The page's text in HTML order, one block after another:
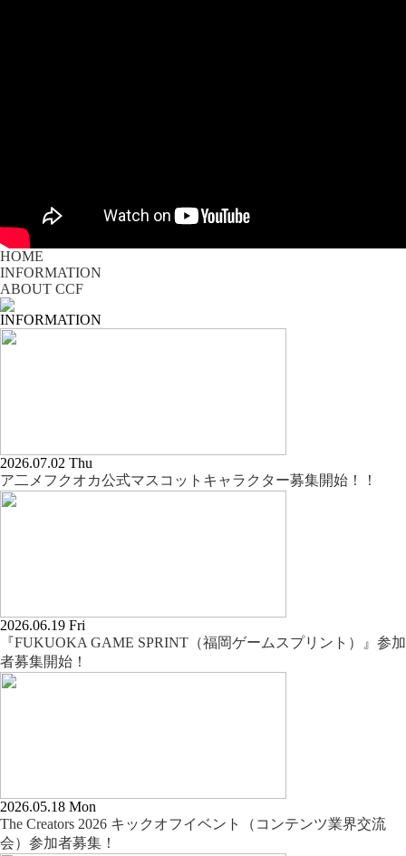
HOME
INFORMATION
ABOUT CCF
INFORMATION
2026.07.02 Thu
ア二メフクオカ公式マスコットキャラクター募集開始！！
2026.06.19 Fri
『FUKUOKA GAME SPRINT（福岡ゲームスプリント）』参加
者募集開始！
2026.05.18 Mon
The Creators 2026 キックオフイベント（コンテンツ業界交流
会）参加者募集！